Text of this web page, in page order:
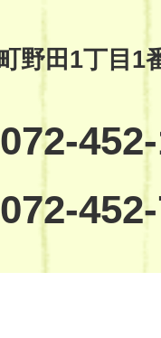
野田1丁目1
072-
072-